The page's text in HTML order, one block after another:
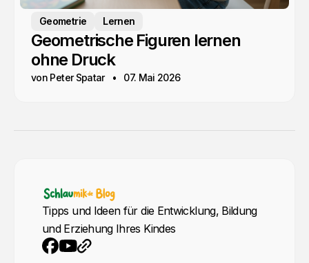
Geometrie Lernen
Geometrische Figuren lernen
ohne Druck
von Peter Spatar 07. Mai 2026
Tipps und Ideen für die Entwicklung, Bildung
und Erziehung Ihres Kindes